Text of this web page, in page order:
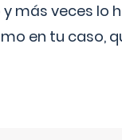
más veces lo
en tu caso,